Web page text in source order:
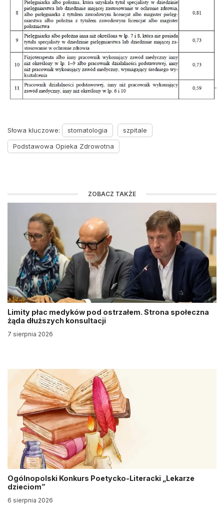
Słowa kluczowe: stomatologia
szpitale
Podstawowa Opieka Zdrowotna
ZOBACZ TAKŻE
Limity płac medyków pod ostrzałem. Strona społeczna
żąda dłuższych konsultacji
7 sierpnia 2026
Ogólnopolski Konkurs Poetycko-Literacki „Lekarze
dzieciom”
6 sierpnia 2026